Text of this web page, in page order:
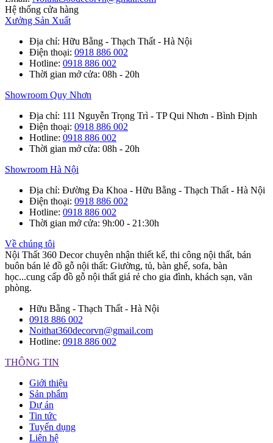
Hệ thống cửa hàng
Xưởng Sản Xuất
Địa chỉ: Hữu Bằng - Thạch Thất - Hà Nội
Điện thoại: 0918 886 002
Hotline: 0918 886 002
Thời gian mở cửa: 08h - 20h
Showroom Quy Nhơn
Địa chỉ: 111 Nguyễn Trọng Trì - TP Qui Nhơn - Bình Định
Điện thoại: 0918 886 002
Hotline: 0918 886 002
Thời gian mở cửa: 08h - 20h
Showroom Hà Nội
Địa chỉ: Đường Đa Khoa - Hữu Bằng - Thạch Thất - Hà Nội
Điện thoại: 0918 886 002
Hotline: 0918 886 002
Thời gian mở cửa: 9h:00 - 21:30h
Về chúng tôi
Nội Thất 360 Decor chuyên nhận thiết kế, thi công nội thất, bán
buôn bán lẻ đồ gỗ nội thất: Giường, tủ, bàn ghế, sofa, bàn
học...cung cấp đồ gỗ nội thất giá rẻ cho gia đình, khách sạn, văn
phòng.
Hữu Bằng - Thạch Thất - Hà Nội
0918 886 002
Noithat360decorvn@gmail.com
Hotline: 0918 886 002
THÔNG TIN
Giới thiệu
Sản phẩm
Dự án
Tin tức
Tuyển dụng
Liên hệ